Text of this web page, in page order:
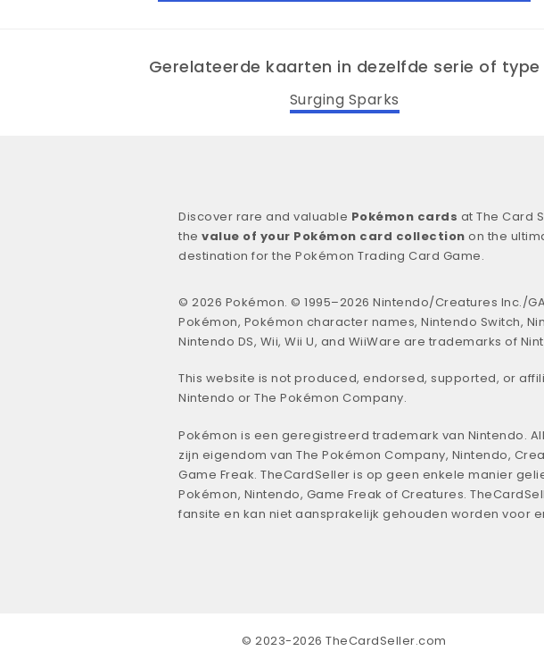
Gerelateerde kaarten in dezelfde serie of type
Surging Sparks
Discover rare and valuable Pokémon cards at The Card
the value of your Pokémon card collection on the
destination for the Pokémon Trading Card Game.
© 2026 Pokémon. © 1995–2026 Nintendo/Creatures Inc./
Pokémon, Pokémon character names, Nintendo Switch,
Nintendo DS, Wii, Wii U, and WiiWare are trademarks of
This website is not produced, endorsed, supported, or
Nintendo or The Pokémon Company.
Pokémon is een geregistreerd trademark van Nintendo.
zijn eigendom van The Pokémon Company, Nintendo,
Game Freak. TheCardSeller is op geen enkele manier
Pokémon, Nintendo, Game Freak of Creatures.
fansite en kan niet aansprakelijk gehouden worden voor
© 2023-2026 TheCardSeller.com